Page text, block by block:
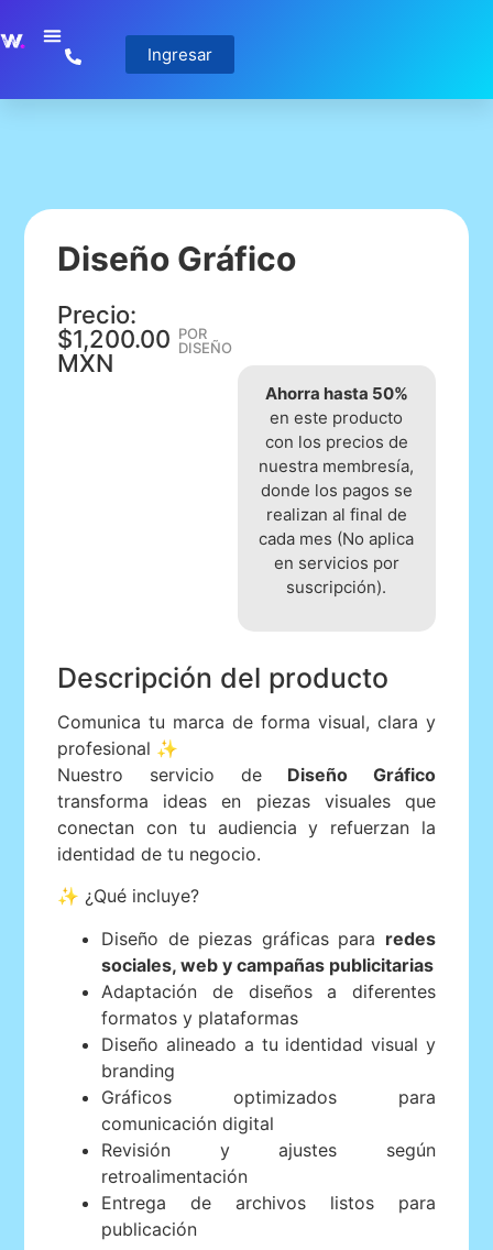
Ingresar
Diseño Gráfico
Precio:
$1,200.00
MXN
POR
DISEÑO
Ahorra hasta 50%
en este producto
con los precios de
nuestra membresía,
donde los pagos se
realizan al final de
cada mes (No aplica
en servicios por
suscripción).
Descripción del producto
Comunica tu marca de forma visual, clara y
profesional ✨
Nuestro servicio de Diseño Gráfico
transforma ideas en piezas visuales que
conectan con tu audiencia y refuerzan la
identidad de tu negocio.
✨ ¿Qué incluye?
Diseño de piezas gráficas para redes
sociales, web y campañas publicitarias
Adaptación de diseños a diferentes
formatos y plataformas
Diseño alineado a tu identidad visual y
branding
Gráficos optimizados para
comunicación digital
Revisión y ajustes según
retroalimentación
Entrega de archivos listos para
publicación